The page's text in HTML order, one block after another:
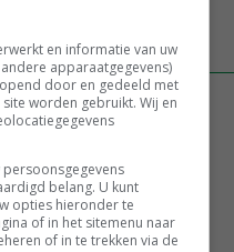
7730
Huizinga: ‘Bezoek van
zelf groente plukken’
en informatie van uw
apparaatgegevens)
door en gedeeld met
worden gebruikt. Wij en
belang. U kunt
opties hieronder te
of in het sitemenu naar
of in te trekken via de